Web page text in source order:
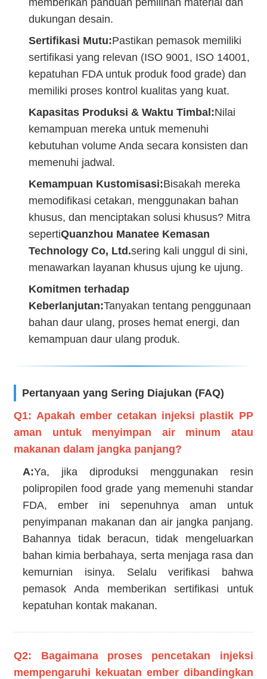
dukungan desain.
Sertifikasi Mutu:Pastikan pemasok memiliki
sertifikasi yang relevan (ISO 9001, ISO 14001,
kepatuhan FDA untuk produk food grade) dan
memiliki proses kontrol kualitas yang kuat.
Kapasitas Produksi & Waktu Timbal:Nilai
kemampuan mereka untuk memenuhi
kebutuhan volume Anda secara konsisten dan
memenuhi jadwal.
Kemampuan Kustomisasi:Bisakah mereka
memodifikasi cetakan, menggunakan bahan
khusus, dan menciptakan solusi khusus? Mitra
sepertiQuanzhou Manatee Kemasan
Technology Co, Ltd.sering kali unggul di sini,
menawarkan layanan khusus ujung ke ujung.
Komitmen terhadap
Keberlanjutan:Tanyakan tentang penggunaan
bahan daur ulang, proses hemat energi, dan
kemampuan daur ulang produk.
Pertanyaan yang Sering Diajukan (FAQ)
Q1: Apakah ember cetakan injeksi plastik PP
aman untuk menyimpan air minum atau
makanan dalam jangka panjang?
A:Ya, jika diproduksi menggunakan resin
polipropilen food grade yang memenuhi standar
FDA, ember ini sepenuhnya aman untuk
penyimpanan makanan dan air jangka panjang.
Bahannya tidak beracun, tidak mengeluarkan
bahan kimia berbahaya, serta menjaga rasa dan
kemurnian isinya. Selalu verifikasi bahwa
pemasok Anda memberikan sertifikasi untuk
kepatuhan kontak makanan.
Q2: Bagaimana proses pencetakan injeksi
mempengaruhi kekuatan ember dibandingkan